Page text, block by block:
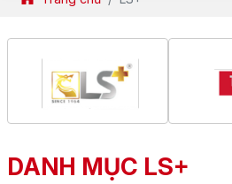
DANH MỤC LS+